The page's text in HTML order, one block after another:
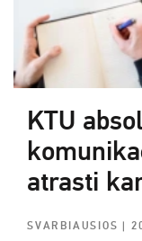
KTU
atrasti
SVARBIAUSIOS|